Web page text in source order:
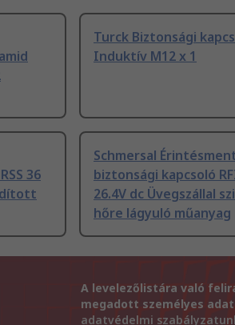
Turck Biztonsági
Induktív M12 x 1
36
Schmersal
biztonsági kapcsoló
26.4V dc Üvegszállal
hőre lágyuló műanyag
A levelezőlistára való
megadott személyes
adatvédelmi